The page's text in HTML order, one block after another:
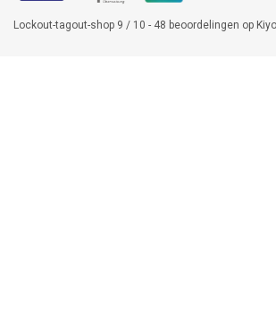
Lockout-tagout-shop 9 / 10 - 48 beoordelingen op